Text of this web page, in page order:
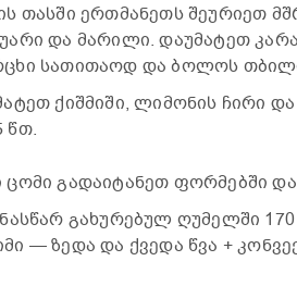
თასში ერთმანეთს შეურიეთ
და მარილი. დაუმატეთ
სათითაოდ და ბოლოს
ქიშმიში, ლიმონის ჩირი
წთ.
ცომი გადაიტანეთ ფორმებში
გახურებულ ღუმელში 170
— ზედა და ქვედა წვა +